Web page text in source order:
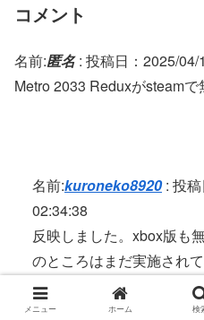
コメント
名前:匿名: 投稿日：2025/04/
Metro 2033 Reduxがsteam
名前:kuroneko8920: 投
02:34:38
反映しました。xbox版も
のところはまだ実施され
メニュー ホーム 検